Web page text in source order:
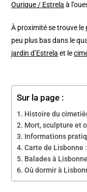
Ourique / Estrela à
À proximité se trouve le
peu plus bas dans le
jardin d’Estrela et le
Sur la page :
Histoire du
Mort, sculpture et
Informations
Carte de Lisbonne
Balades à
Où dormir à